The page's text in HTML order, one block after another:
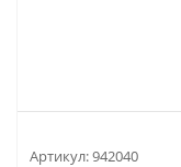
Артикул:942040